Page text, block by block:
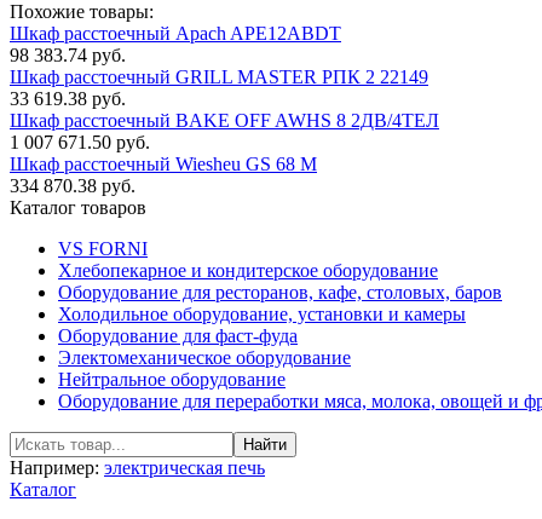
Похожие товары:
Шкаф расстоечный Apach APE12ABDT
98 383.74 руб.
Шкаф расстоечный GRILL MASTER РПК 2 22149
33 619.38 руб.
Шкаф расстоечный BAKE OFF AWHS 8 2ДВ/4ТЕЛ
1 007 671.50 руб.
Шкаф расстоечный Wiesheu GS 68 M
334 870.38 руб.
Каталог товаров
VS FORNI
Хлебопекарное и кондитерское оборудование
Оборудование для ресторанов, кафе, столовых, баров
Холодильное оборудование, установки и камеры
Оборудование для фаст-фуда
Электомеханическое оборудование
Нейтральное оборудование
Оборудование для переработки мяса, молока, овощей и
Например: электрическая печь
Каталог